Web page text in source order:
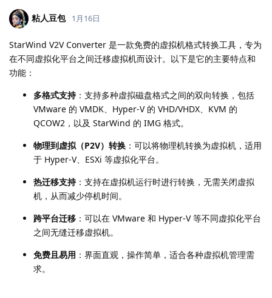
粘人豆包 1月16日
StarWind V2V Converter 是一款免费的虚拟机格式转换工具，专为
在不同虚拟化平台之间迁移虚拟机而设计。以下是它的主要特点和
功能：
多格式支持：支持多种虚拟磁盘格式之间的双向转换，包括
VMware 的 VMDK、Hyper-V 的 VHD/VHDX、KVM 的
QCOW2，以及 StarWind 的 IMG 格式。
物理到虚拟（P2V）转换 ：可以将物理机转换为虚拟机，适用
于 Hyper-V、ESXi 等虚拟化平台。
热迁移支持：支持在虚拟机运行时进行转换，无需关闭虚拟
机，从而减少停机时间。
跨平台迁移 ：可以在 VMware 和 Hyper-V 等不同虚拟化平台
之间无缝迁移虚拟机。
免费且易用 ：界面直观，操作简单，适合各种虚拟机管理需
求。